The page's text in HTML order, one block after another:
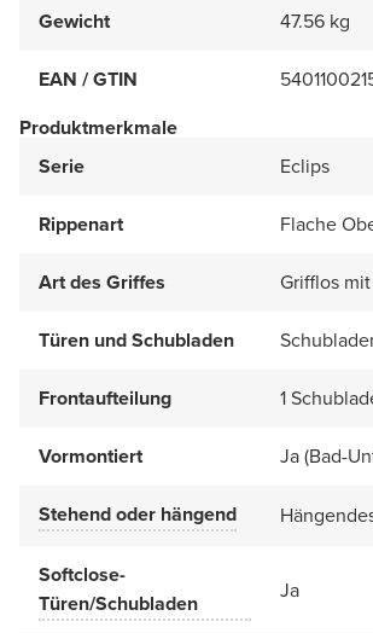
Gewicht 47.56 kg
EAN / GTIN
Produktmerkmale
Serie
Eclips
Rippenart Flache
Art des Griffes Grifflos
Türen und Schubladen
Frontaufteilung 1
Vormontiert Ja (Bad-
Stehend oder hängend
Softclose-
Türen/Schubladen
Ja